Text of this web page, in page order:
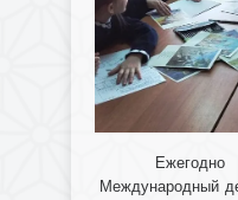
Международный